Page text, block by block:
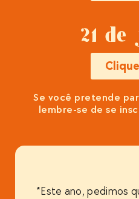
21
Se você pretende
lembre-se de se
*Este ano, pedimos